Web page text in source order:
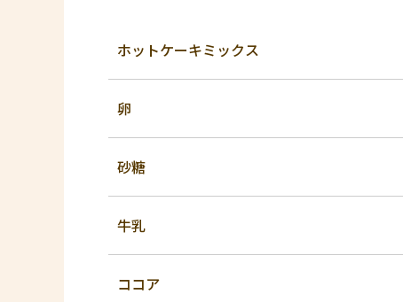
ホットケーキミックス
卵
砂糖
牛乳
ココア